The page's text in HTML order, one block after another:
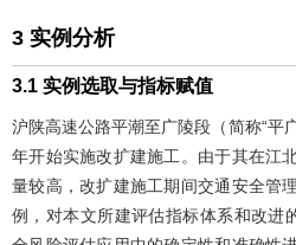
3 实例分析
3.1 实例选取与指标赋值
沪陕高速公路平潮至广陵段（简称“平
年开始实施改扩建施工。由于其在江
量较高，改扩建施工期间交通安全管
例，对本文所建评估指标体系和改进